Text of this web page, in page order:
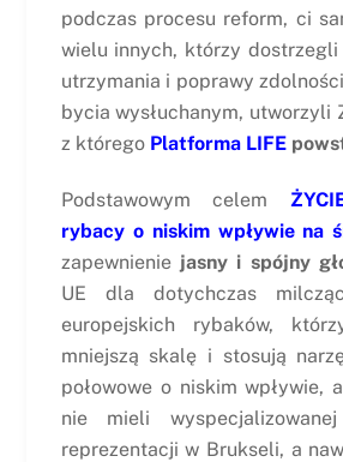
podczas procesu reform, ci
wielu innych, którzy
utrzymania i poprawy
bycia wysłuchanym, utworzyli
z którego Platforma LIFE
Podstawowym celem
rybacy o niskim wpływie na
zapewnienie jasny i spójny
UE dla dotychczas
europejskich rybaków,
mniejszą skalę i stosują
połowowe o niskim wpływie,
nie mieli
reprezentacji w Brukseli, a